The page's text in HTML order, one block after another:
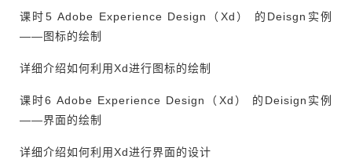
课时5 Adobe Experience Design（Xd） 的Deisgn实例
——图标的绘制
详细介绍如何利用Xd进行图标的绘制
课时6 Adobe Experience Design（Xd） 的Deisign实例
——界面的绘制
详细介绍如何利用Xd进行界面的设计